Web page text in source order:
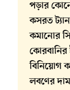
পড়ার
কসরত
কমানোর
বিনিয়োগ
লবণের